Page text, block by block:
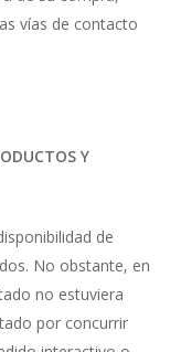
vías de contacto
Y
de
No obstante, en
no estuviera
por concurrir